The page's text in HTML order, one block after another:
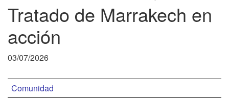
Tratado de Marrakech en
acción
03/07/2026
Comunidad